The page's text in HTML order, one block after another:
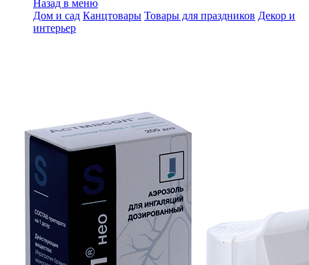
Назад в меню
Дом и сад Канцтовары Товары для праздников Декор и
интерьер